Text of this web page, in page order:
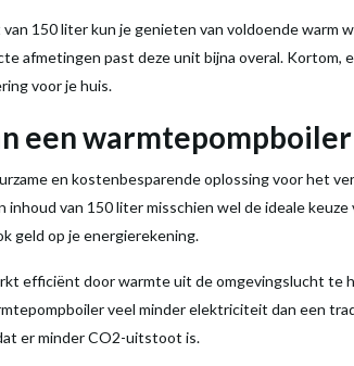
van 150literkun je genieten van voldoende warm
afmetingen past deze unit bijna overal. Kortom,
voor je huis.
eenwarmtepompboiler
en kostenbesparende oplossing voor het
inhoud van 150litermisschien wel de ideale
geld op je energierekening.
efficiënt doorwarmteuit de omgevingslucht te
veel minder elektriciteit dan een
er minder CO2-uitstoot is.